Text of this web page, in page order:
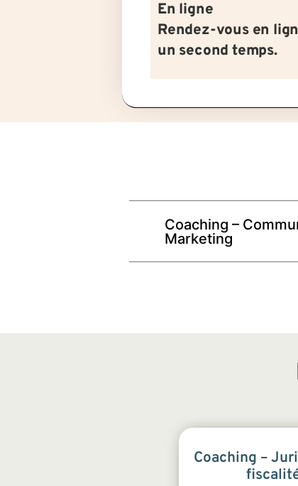
En ligne
Rendez-vous en
un second temps.
Coaching –
Marketing
Coaching –